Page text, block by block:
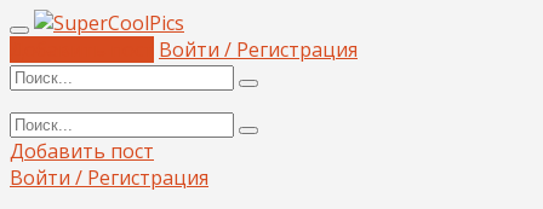
Войти / Регистрация
Добавить пост
Войти / Регистрация